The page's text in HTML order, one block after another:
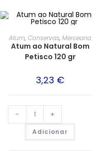
Atum,Conservas,Mercearia
Atum ao Natural Bom
Petisco 120 gr
3,23 €
- +
Adicionar